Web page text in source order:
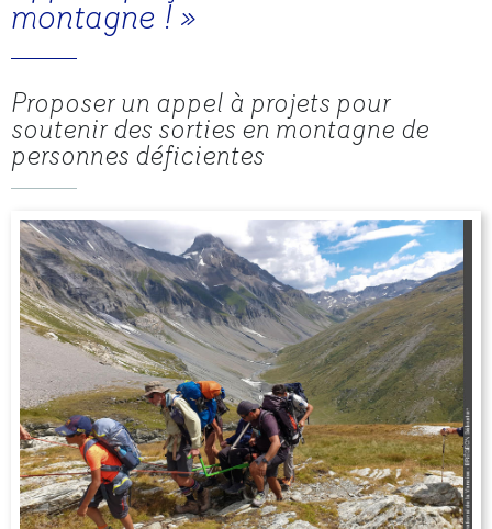
montagne ! »
Proposer un appel à projets pour
soutenir des sorties en montagne de
personnes déficientes